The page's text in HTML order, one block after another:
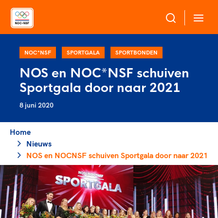
Over NOC*NSF
Sportagenda 2032
Leden
Algemene Vergadering
Merkbescherming NOC*NSF
Onze partners
Geven aan Sport
Sportdeelname
Bonden en professionals in de sport
Beleidsmedewerkers
Clubbestuurders
Coördinatoren en opleiders
Trainer-coaches
Officials
Topsport
Voor talentvolle sporters
Atletencommissie
Paralympische Talentdag
Voor bonden
Pers
NOC*NSF SPORTGALA SPORTBONDEN
NOS en NOC*NSF schuiven
Sportgala door naar 2021
8 juni 2020
Home
Nieuws
NOS en NOCNSF schuiven Sportgala door naar 2021